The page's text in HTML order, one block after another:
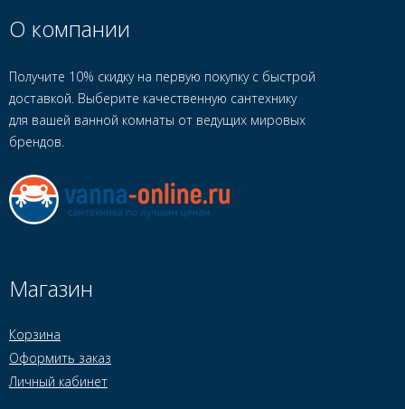
О компании
Получите 10% скидку на первую покупку с быстрой
доставкой. Выберите качественную сантехнику
для вашей ванной комнаты от ведущих мировых
брендов.
Магазин
Корзина
Оформить заказ
Личный кабинет